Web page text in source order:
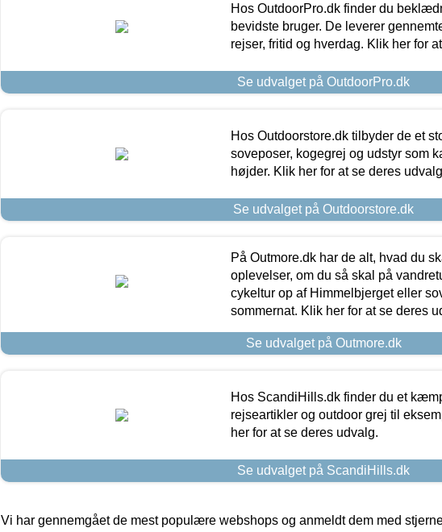
Hos OutdoorPro.dk finder du
bevidste bruger. De leverer
rejser, fritid og hverdag. Klik her for
Se udvalget på OutdoorPro.dk
Hos Outdoorstore.dk tilbyder de et
soveposer, kogegrej og udstyr som
højder. Klik her for at se deres
Se udvalget på Outdoorstore.dk
På Outmore.dk har de alt, hvad du
oplevelser, om du så skal på
cykeltur op af Himmelbjerget eller
sommernat. Klik her for at se deres
Se udvalget på Outmore.dk
Hos ScandiHills.dk finder du et
rejseartikler og outdoor grej til
her for at se deres udvalg.
Se udvalget på ScandiHills.dk
Vi har gennemgået de mest populære webshops og anmeldt dem med